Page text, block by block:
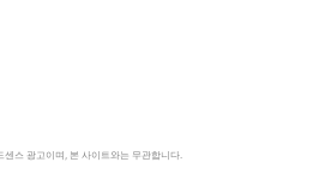
스 광고이며, 본 사이트와는 무관합니다.